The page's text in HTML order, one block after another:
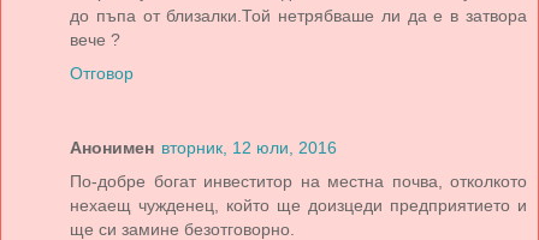
до пъпа от близалки.Той нетрябваше ли да е в затвора
вече ?
Отговор
Анонимен вторник, 12 юли, 2016
По-добре богат инвеститор на местна почва, отколкото
нехаещ чужденец, който ще доизцеди предприятието и
ще си замине безотговорно.